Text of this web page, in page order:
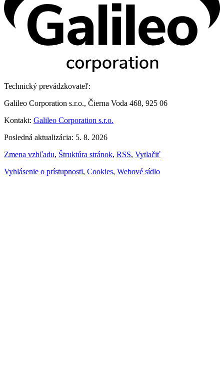
Technický prevádzkovateľ:
Galileo Corporation s.r.o., Čierna Voda 468, 925 06
Kontakt: Galileo Corporation s.r.o.
Posledná aktualizácia: 5. 8. 2026
Zmena vzhľadu, Štruktúra stránok, RSS, Vytlačiť
Vyhlásenie o prístupnosti, Cookies, Webové sídlo